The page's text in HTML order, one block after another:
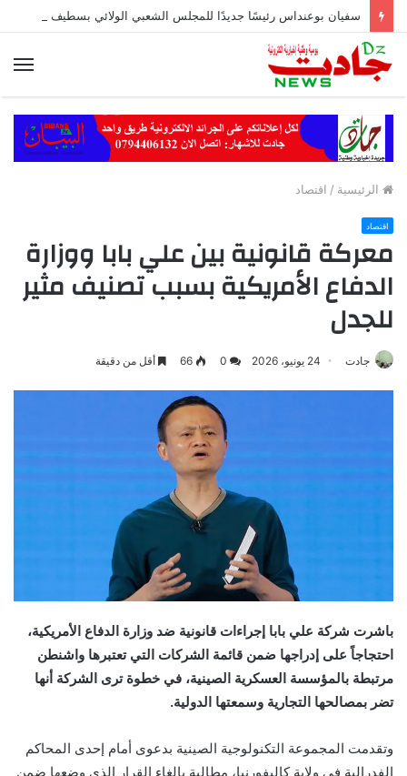
الرئيسية / اقتصاد
اقتصاد
معركة قانونية بين علي بابا ووزارة
الدفاع الأمريكية بسبب تصنيف مثير
للجدل
جادت 24 يونيو، 2026 0
66 أقل من دقيقة
باشرت شركة علي بابا إجراءات قانونية ضد وزارة الدفاع الأمريكية،
احتجاجاً على إدراجها ضمن قائمة الشركات التي تعتبرها واشنطن
مرتبطة بالمؤسسة العسكرية الصينية، في خطوة ترى الشركة أنها
تضر بمصالحها التجارية وسمعتها الدولية.
وتقدمت المجموعة التكنولوجية الصينية بدعوى أمام إحدى المحاكم
الفدرالية في ولاية كاليفورنيا، مطالبة بإلغاء القرار الذي وضعها ضمن